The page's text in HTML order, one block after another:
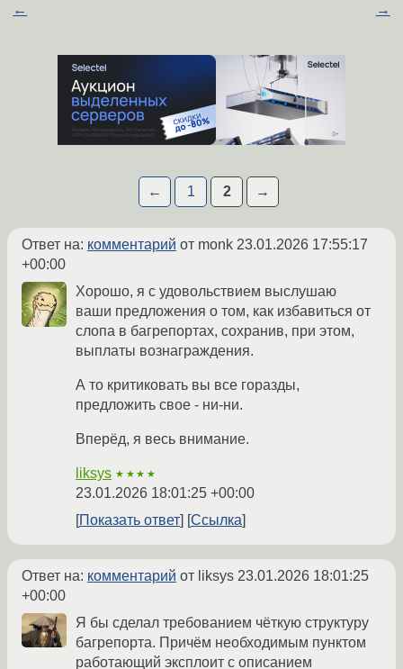
← →
← 1 2 →
Ответ на: комментарий от monk 23.01.2026 17:55:17
+00:00
Хорошо, я с удовольствием выслушаю
ваши предложения о том, как избавиться от
слопа в багрепортах, сохранив, при этом,
выплаты вознаграждения.
А то критиковать вы все горазды,
предложить свое - ни-ни.
Вперёд, я весь внимание.
liksys ★★★★
23.01.2026 18:01:25 +00:00
Показать ответ
Ссылка
Ответ на: комментарий от liksys 23.01.2026 18:01:25
+00:00
Я бы сделал требованием чёткую структуру
багрепорта. Причём необходимым пунктом
работающий эксплоит с описанием